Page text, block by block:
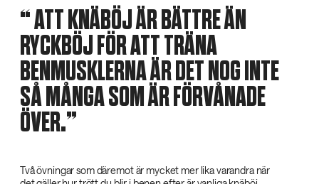
‌ ATT KNÄBÖJ ÄR BÄTTRE ÄN
RYCKBÖJ FÖR ATT TRÄNA
BENMUSKLERNA ÄR DET NOG INTE
SÅ MÅNGA SOM ÄR FÖRVÅNADE
ÖVER.
Två övningar som däremot är mycket mer lika varandra när